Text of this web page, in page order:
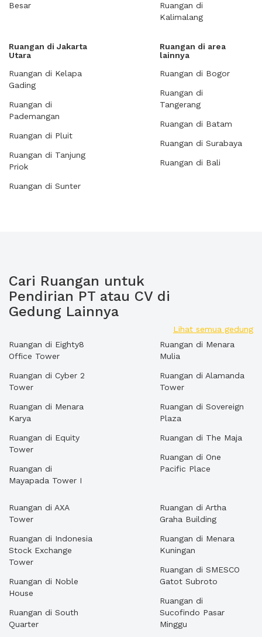
Besar
Ruangan di
Kalimalang
Ruangan di Jakarta
Utara
Ruangan di Kelapa
Gading
Ruangan di
Pademangan
Ruangan di Pluit
Ruangan di Tanjung
Priok
Ruangan di Sunter
Ruangan di area
lainnya
Ruangan di Bogor
Ruangan di
Tangerang
Ruangan di Batam
Ruangan di Surabaya
Ruangan di Bali
Cari Ruangan untuk
Pendirian PT atau CV di
Gedung Lainnya
Lihat semua gedung
Ruangan di Eighty8
Office Tower
Ruangan di Cyber 2
Tower
Ruangan di Menara
Karya
Ruangan di Equity
Tower
Ruangan di
Mayapada Tower I
Ruangan di Menara
Mulia
Ruangan di Alamanda
Tower
Ruangan di Sovereign
Plaza
Ruangan di The Maja
Ruangan di One
Pacific Place
Ruangan di AXA
Tower
Ruangan di Indonesia
Stock Exchange
Tower
Ruangan di Noble
House
Ruangan di South
Quarter
Ruangan di Artha
Graha Building
Ruangan di Menara
Kuningan
Ruangan di SMESCO
Gatot Subroto
Ruangan di
Sucofindo Pasar
Minggu